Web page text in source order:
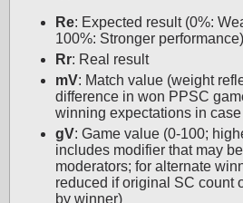
Re: Expected result (0%:
100%: Stronger performance)
Rr: Real result
mV: Match value (weight
difference in won PPSC
winning expectations in
gV: Game value (0-100;
includes modifier that may
moderators; for alternate
reduced if original SC count
by winner)